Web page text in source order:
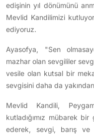
edişinin yıl dönümünü
Mevlid Kandilimizi
ediyoruz.
Ayasofya, "Sen
mazhar olan sevgililer
vesile olan kutsal bir
sevgisini daha da
Mevlid Kandili,
kutladığımız mübarek bir
ederek, sevgi, barış ve